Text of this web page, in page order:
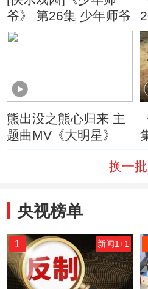
爷》 第26集 少年师爷
熊出没之熊心归来 主
题曲MV《大明星》
换一批
央视榜单
1 新闻1+1